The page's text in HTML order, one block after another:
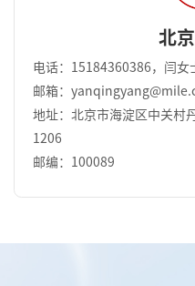
北
电话：15184360386，闫女
邮箱：
地址：北京市海淀区中关村
1206
邮编：100089